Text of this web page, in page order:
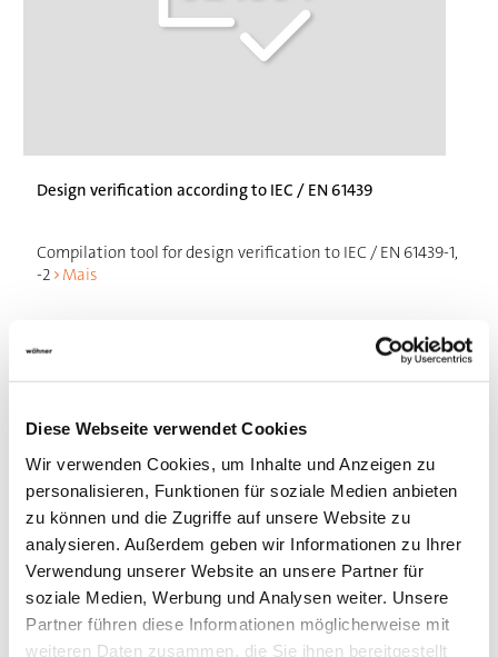
Diese Webseite verwendet Cookies
Wir verwenden Cookies, um Inhalte und Anzeigen zu
personalisieren, Funktionen für soziale Medien anbieten
zu können und die Zugriffe auf unsere Website zu
analysieren. Außerdem geben wir Informationen zu Ihrer
Verwendung unserer Website an unsere Partner für
soziale Medien, Werbung und Analysen weiter. Unsere
Partner führen diese Informationen möglicherweise mit
weiteren Daten zusammen, die Sie ihnen bereitgestellt
Design verification according to IEC / EN 61439
Compilation tool for design verification to IEC / EN 61439-1,
-2 Mais